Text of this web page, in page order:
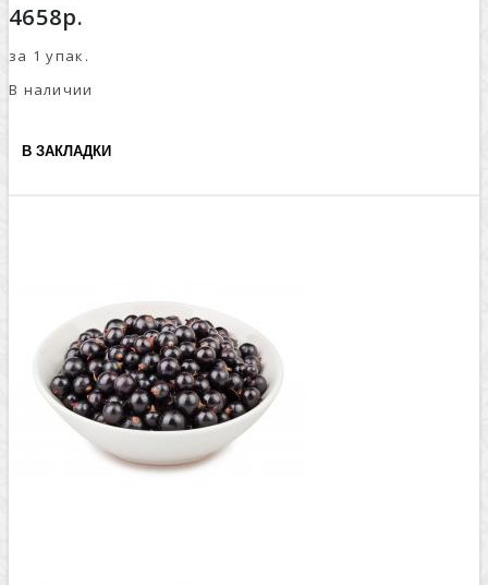
4658р.
за 1 упак.
В наличии
В ЗАКЛАДКИ